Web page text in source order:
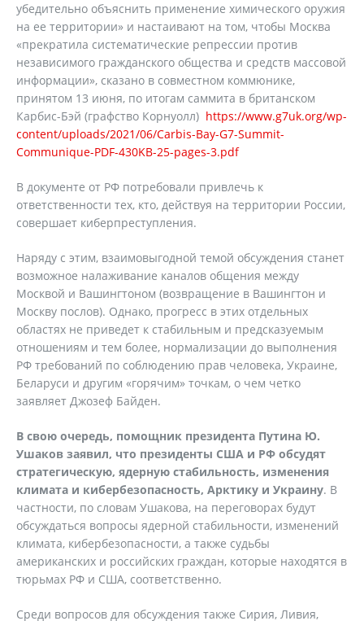
убедительно объяснить применение химического оружия
на ее территории» и настаивают на том, чтобы Москва
«прекратила систематические репрессии против
независимого гражданского общества и средств массовой
информации», сказано в совместном коммюнике,
принятом 13 июня, по итогам саммита в британском
Карбис-Бэй (графство Корнуолл) https://www.g7uk.org/wp-
content/uploads/2021/06/Carbis-Bay-G7-Summit-
Communique-PDF-430KB-25-pages-3.pdf
В документе от РФ потребовали привлечь к
ответственности тех, кто, действуя на территории России,
совершает киберпреступления.
Наряду с этим, взаимовыгодной темой обсуждения станет
возможное налаживание каналов общения между
Москвой и Вашингтоном (возвращение в Вашингтон и
Москву послов). Однако, прогресс в этих отдельных
областях не приведет к стабильным и предсказуемым
отношениям и тем более, нормализации до выполнения
РФ требований по соблюдению прав человека, Украине,
Беларуси и другим «горячим» точкам, о чем четко
заявляет Джозеф Байден.
В свою очередь, помощник президента Путина Ю.
Ушаков заявил, что президенты США и РФ обсудят
стратегическую, ядерную стабильность, изменения
климата и кибербезопасность, Арктику и Украину. В
частности, по словам Ушакова, на переговорах будут
обсуждаться вопросы ядерной стабильности, изменений
климата, кибербезопасности, а также судьбы
американских и российских граждан, которые находятся в
тюрьмах РФ и США, соответственно.
Среди вопросов для обсуждения также Сирия, Ливия,